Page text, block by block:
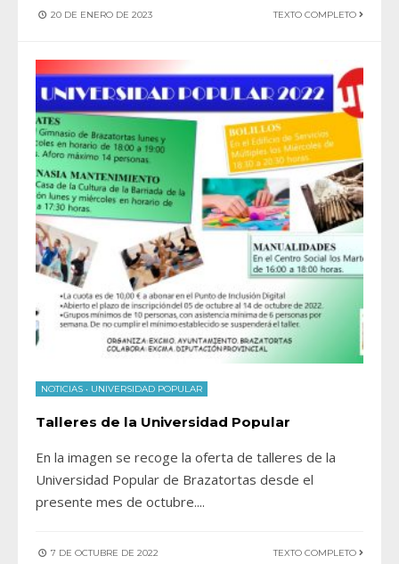
20 DE ENERO DE 2023 TEXTO COMPLETO
NOTICIAS • UNIVERSIDAD POPULAR
Talleres de la Universidad Popular
En la imagen se recoge la oferta de talleres de la
Universidad Popular de Brazatortas desde el
presente mes de octubre....
7 DE OCTUBRE DE 2022 TEXTO COMPLETO